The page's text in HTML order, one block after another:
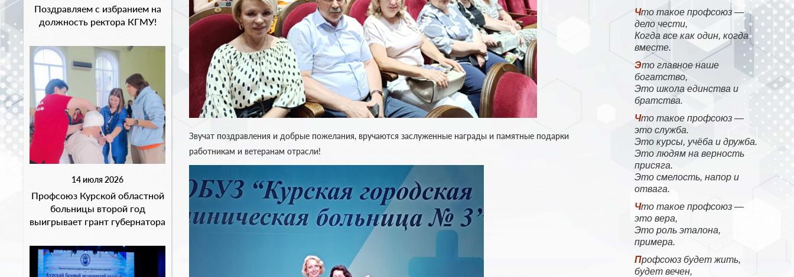
Поздравляем с избранием на
должность ректора КГМУ!
14 июля 2026
Профсоюз Курской областной
больницы второй год
выигрывает грант губернатора
Что такое профсоюз —
дело чести,
Когда все как один, когда
вместе.
Это главное наше
богатство,
Это школа единства и
братства.
Что такое профсоюз —
это служба.
Это курсы, учёба и дружба.
Это людям на верность
присяга.
Это смелость, напор и
отвага.
Что такое профсоюз —
это вера,
Это роль эталона,
примера.
Профсоюз будет жить,
будет вечен,
Звучат поздравления и добрые пожелания, вручаются заслуженные награды и памятные подарки
работникам и ветеранам отрасли!